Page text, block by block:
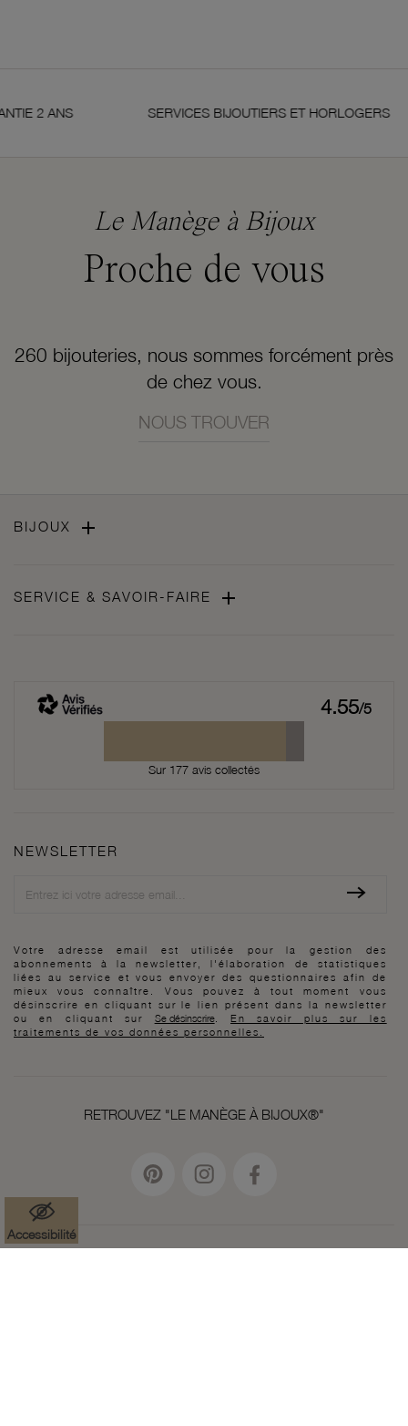
ANS SERVICES BIJOUTIERS ET HORLOGERS
Le Manège à Bijoux
Proche de vous
260 bijouteries, nous sommes forcément près
de chez vous.
NOUS TROUVER
BIJOUX 
SERVICE & SAVOIR-FAIRE 
4.55/5
Sur 177 avis collectés
NEWSLETTER
Votre adresse email est utilisée pour la gestion des
abonnements à la newsletter, l'élaboration de statistiques
liées au service et vous envoyer des questionnaires afin de
mieux vous connaître. Vous pouvez à tout moment vous
désinscrire en cliquant sur le lien présent dans la newsletter
ou en cliquant sur Se désinscrire.En savoir plus sur les
traitements de vos données personnelles.
RETROUVEZ "LE MANÈGE À BIJOUX®"
Accessibilité